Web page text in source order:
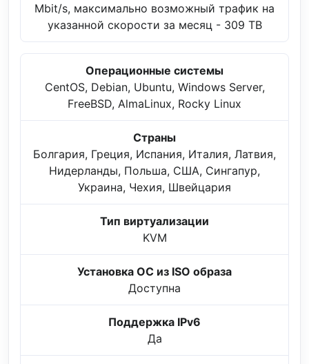
Mbit/s, максимально возможный трафик на
указанной скорости за месяц - 309 TB
Операционные системы
CentOS, Debian, Ubuntu, Windows Server,
FreeBSD, AlmaLinux, Rocky Linux
Страны
Болгария, Греция, Испания, Италия, Латвия,
Нидерланды, Польша, США, Сингапур,
Украина, Чехия, Швейцария
Тип виртуализации
KVM
Установка ОС из ISO образа
Доступна
Поддержка IPv6
Да